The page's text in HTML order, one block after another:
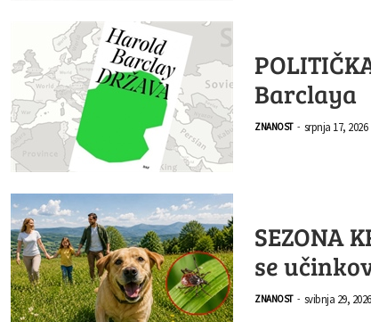
Barclaya
ZNANOST - srpnja 17, 2026
SEZONA
se
ZNANOST - svibnja 29, 2026